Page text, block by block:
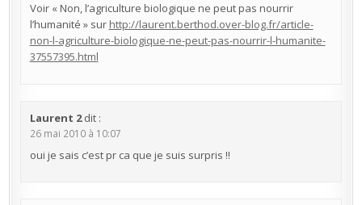
Voir « Non, l’agriculture biologique ne peut pas nourrir
l’humanité » sur http://laurent.berthod.over-blog.fr/article-
non-l-agriculture-biologique-ne-peut-pas-nourrir-l-humanite-
37557395.html
Laurent 2 dit :
26 mai 2010 à 10:07
oui je sais c’est pr ca que je suis surpris !!